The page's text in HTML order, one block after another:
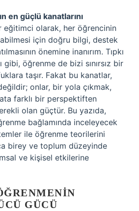
en güçlü kanatlarını
eğitimci olarak, her öğrencinin
için doğru bilgi, destek
önemine inanırım. Tıpkı
gibi, öğrenme de bizi sınırsız bir
taşır. Fakat bu kanatlar,
onlar, bir yola çıkmak,
farklı bir perspektiften
olan güçtür. Bu yazıda,
bağlamında inceleyecek
ile öğrenme teorilerini
birey ve toplum düzeyinde
ve kişisel etkilerine
GÜCÜ